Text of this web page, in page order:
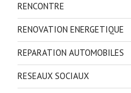
RENCONTRE
RENOVATION ENERGETIQUE
REPARATION AUTOMOBILES
RESEAUX SOCIAUX